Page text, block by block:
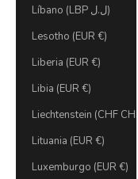
Líbano (LBP ل.ل)
Lesotho (EUR €)
Liberia (EUR €)
Libia (EUR €)
Liechtenstein (CHF CHF)
Lituania (EUR €)
Luxemburgo (EUR €)